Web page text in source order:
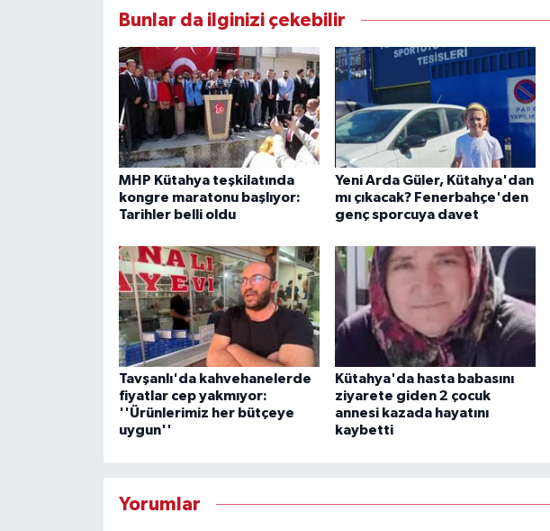
Bunlar da ilginizi çekebilir
MHP Kütahya teşkilatında
kongre maratonu başlıyor:
Tarihler belli oldu
Yeni Arda Güler, Kütahya'dan
mı çıkacak? Fenerbahçe'den
genç sporcuya davet
Tavşanlı'da kahvehanelerde
fiyatlar cep yakmıyor:
''Ürünlerimiz her bütçeye
uygun''
Kütahya'da hasta babasını
ziyarete giden 2 çocuk
annesi kazada hayatını
kaybetti
Yorumlar